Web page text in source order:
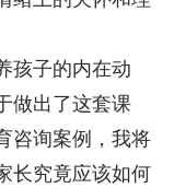
子的内在动
做出了这套课
咨询案例，我将
长究竟应该如何